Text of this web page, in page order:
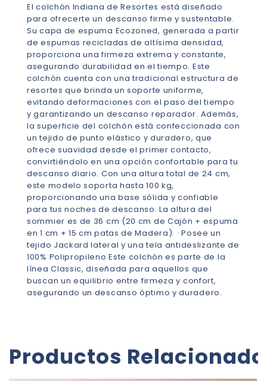
El colchón Indiana de Resortes está diseñado
para ofrecerte un descanso firme y sustentable.
Su capa de espuma Ecozoned, generada a partir
de espumas recicladas de altísima densidad,
proporciona una firmeza extrema y constante,
asegurando durabilidad en el tiempo. Este
colchón cuenta con una tradicional estructura de
resortes que brinda un soporte uniforme,
evitando deformaciones con el paso del tiempo
y garantizando un descanso reparador. Además,
la superficie del colchón está confeccionada con
un tejido de punto elástico y duradero, que
ofrece suavidad desde el primer contacto,
convirtiéndolo en una opción confortable para tu
descanso diario. Con una altura total de 24 cm,
este modelo soporta hasta 100 kg,
proporcionando una base sólida y confiable
para tus noches de descanso. La altura del
sommier es de 36 cm (20 cm de Cajón + espuma
en 1 cm + 15 cm patas de Madera). · Posee un
tejido Jackard lateral y una tela antideslizante de
100% Polipropileno Este colchón es parte de la
línea Classic, diseñada para aquellos que
buscan un equilibrio entre firmeza y confort,
asegurando un descanso óptimo y duradero.
Productos